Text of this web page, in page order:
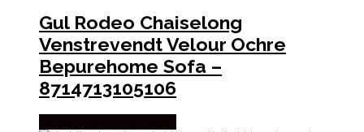
Gul Rodeo Chaiselong
Venstrevendt Velour Ochre
Bepurehome Sofa –
8714713105106